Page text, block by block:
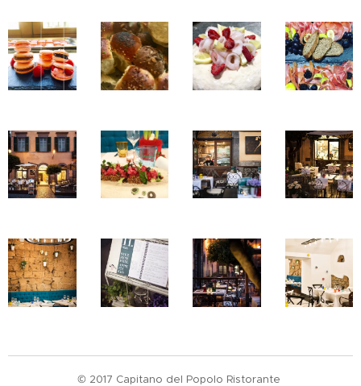
© 2017 Capitano del Popolo Ristorante